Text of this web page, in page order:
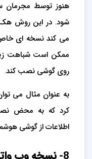
هنوز توسط مجرمان
شود. در این روش هک
می کند نسخه ای خاص
ممکن است شباهت
روی گوشی نصب کند.
به عنوان مثال می
کرد که به محض
اطلاعات از گوشی
8- نسخه وب واتس اپ